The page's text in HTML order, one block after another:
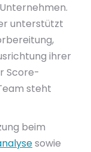
unterstützt
ihrer
Score-
steht
beim
sowie